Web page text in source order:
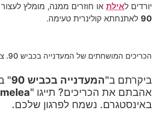
יורדים לאילת או חוזרים ממנה, מומלץ
90 לאתנחתא קולינרית טעימה.
הכריכים המושחתים של המעדנייה בכביש 90. צילום: בטן מלאה
ביקרתם ב"המעדנייה בכביש 90
"
אהבתם את הכריכים? תייגו "
באינסטגרם. נשמח לפרגון שלכם.